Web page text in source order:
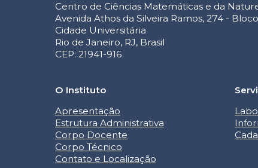
Centro de Ciências Matemáticas e da
Avenida Athos da Silveira Ramos, 274 -
Cidade Universitária
Rio de Janeiro, RJ, Brasil
CEP: 21941-916
O Instituto
Apresentação
Estrutura Administrativa
Corpo Docente
Corpo Técnico
Contato e Localização